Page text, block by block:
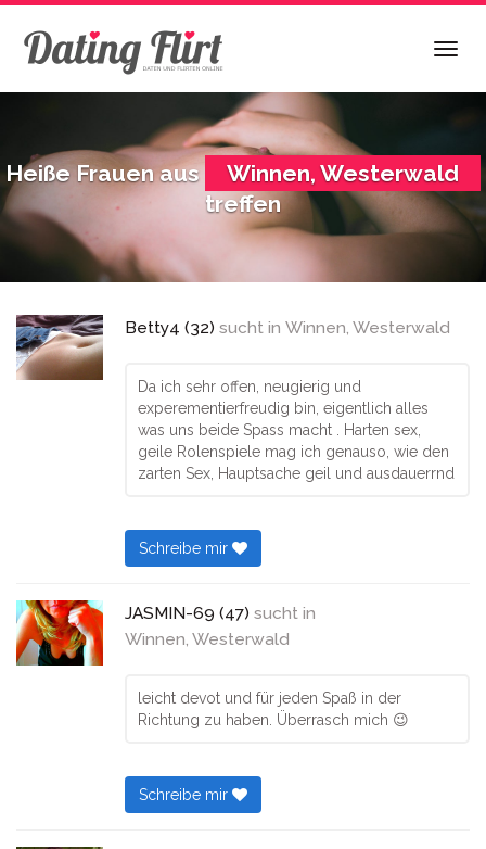
Skip
main
Heiße Frauen aus
Winnen, Westerwald
treffen
Betty4 (32) sucht in Winnen, Westerwald
Da ich sehr offen, neugierig und
experementierfreudig bin, eigentlich alles
was uns beide Spass macht . Harten sex,
geile Rolenspiele mag ich genauso, wie den
zarten Sex, Hauptsache geil und ausdauerrnd
Schreibe mir
JASMIN-69 (47) sucht in
Winnen, Westerwald
leicht devot und für jeden Spaß in der
Richtung zu haben. Überrasch mich 😉
Schreibe mir